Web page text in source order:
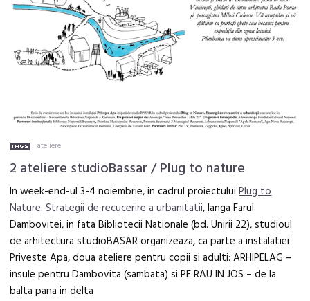
ateliere
2 ateliere studioBassar / Plug to nature
In week-end-ul 3-4 noiembrie, in cadrul proiectuluiPlug to
Nature. Strategii de recucerire a urbanitatii, langa Farul
Dambovitei, in fata Bibliotecii Nationale (bd. Unirii 22), studioul
de arhitectura studioBASAR organizeaza, ca parte a instalatiei
Priveste Apa, doua ateliere pentru copii si adulti: ARHIPELAG –
insule pentru Dambovita (sambata) si PE RAU IN JOS – de la
balta pana in delta